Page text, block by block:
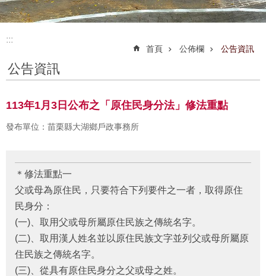
:::
首頁 公佈欄 公告資訊
公告資訊
113年1月3日公布之「原住民身分法」修法重點
發布單位：苗栗縣大湖鄉戶政事務所
＊修法重點一
父或母為原住民，只要符合下列要件之一者，取得原住
民身分：
(一)、取用父或母所屬原住民族之傳統名字。
(二)、取用漢人姓名並以原住民族文字並列父或母所屬原
住民族之傳統名字。
(三)、從具有原住民身分之父或母之姓。